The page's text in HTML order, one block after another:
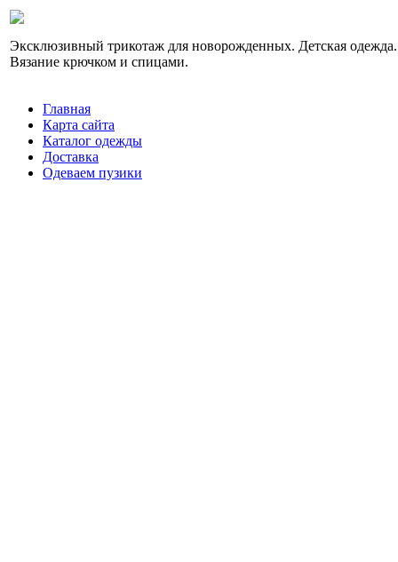
Эксклюзивный трикотаж для новорожденных. Детская одежда.
Вязание крючком и спицами.
Главная
Карта сайта
Каталог одежды
Доставка
Одеваем пузики